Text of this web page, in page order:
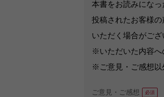
本書をお読みになっ
投稿されたお客様
いただく場合がござ
※いただいた内容へ
※ご意見・ご感想以
ご意見・ご感想